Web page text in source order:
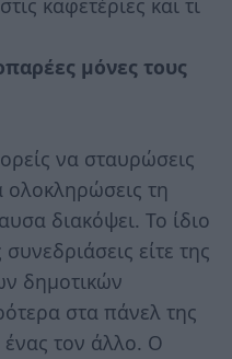
καφετέριες και τι
μόνες τους
να σταυρώσεις
τη
διακόψει. Το ίδιο
είτε της
δημοτικών
στα πάνελ της
τον άλλο. Ο